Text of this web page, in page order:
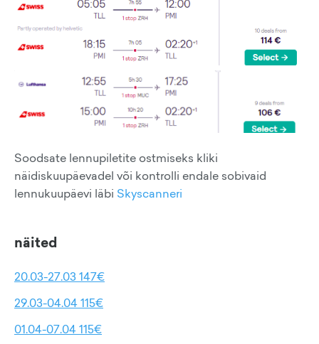
Soodsate lennupiletite ostmiseks kliki
näidiskuupäevadel või kontrolli endale sobivaid
lennukuupäevi läbi Skyscanneri
näited
20.03-27.03 147€
29.03-04.04 115€
01.04-07.04 115€